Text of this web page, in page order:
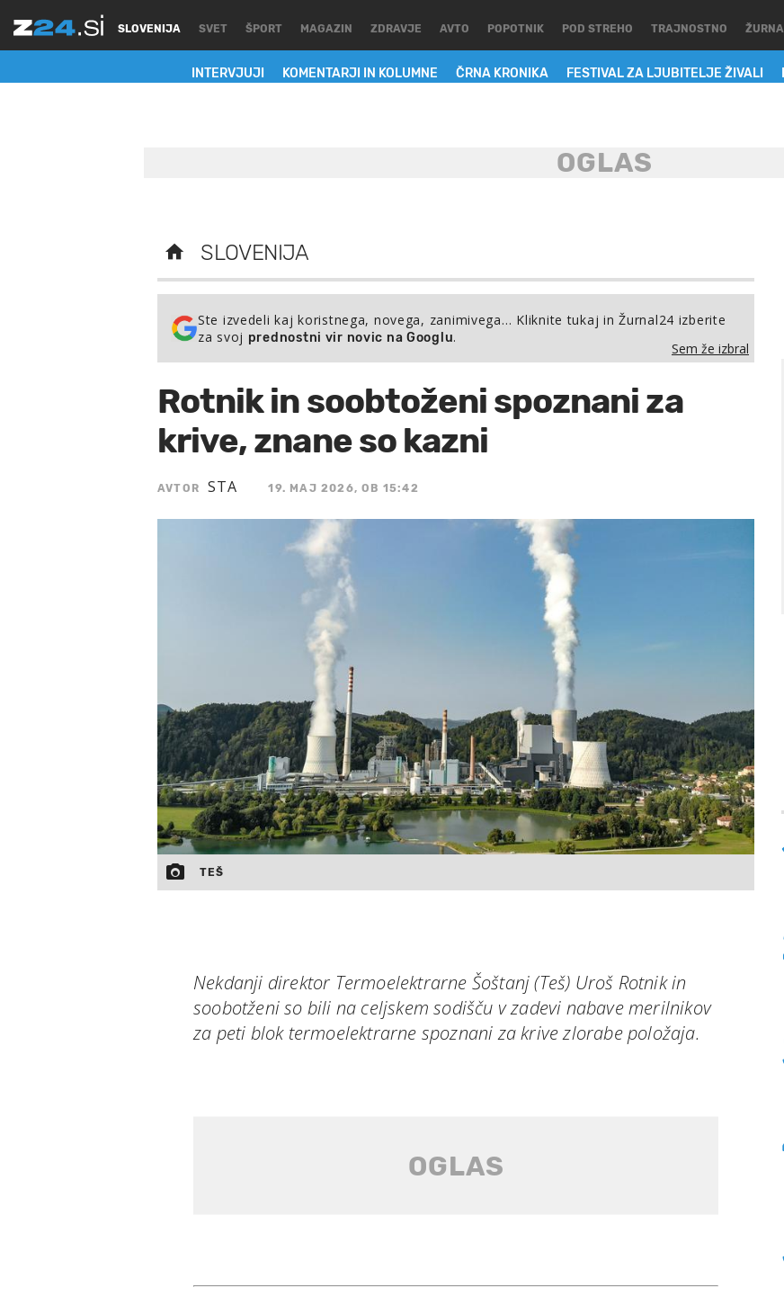
SLOVENIJA
INTERVJUJI KOMENTARJI IN KOLUMNE ČRNA KRONIKA FESTIVAL ZA LJUBITELJE ŽIVALI
SVET ŠPORT MAGAZIN ZDRAVJE AVTO POPOTNIK POD STREHO TRAJNOSTNO
SLOVENIJA
Ste izvedeli kaj koristnega, novega, zanimivega… Kliknite tukaj in Žurnal24 izberite
za svoj prednostni vir novic na Googlu.
Sem že izbral
Rotnik in soobtoženi spoznani za
krive, znane so kazni
AVTOR STA 19. MAJ 2026, OB 15:42
TEŠ
Nekdanji direktor Termoelektrarne Šoštanj (Teš) Uroš Rotnik in
soobotženi so bili na celjskem sodišču v zadevi nabave merilnikov
za peti blok termoelektrarne spoznani za krive zlorabe položaja.